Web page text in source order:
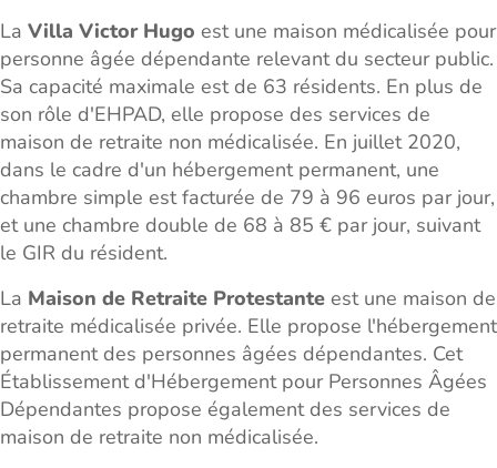
La Villa Victor Hugo est une maison médicalisée pour
personne âgée dépendante relevant du secteur public.
Sa capacité maximale est de 63 résidents. En plus de
son rôle d'EHPAD, elle propose des services de
maison de retraite non médicalisée. En juillet 2020,
dans le cadre d'un hébergement permanent, une
chambre simple est facturée de 79 à 96 euros par jour,
et une chambre double de 68 à 85 € par jour, suivant
le GIR du résident.
La Maison de Retraite Protestante est une maison de
retraite médicalisée privée. Elle propose l'hébergement
permanent des personnes âgées dépendantes. Cet
Établissement d'Hébergement pour Personnes Âgées
Dépendantes propose également des services de
maison de retraite non médicalisée.